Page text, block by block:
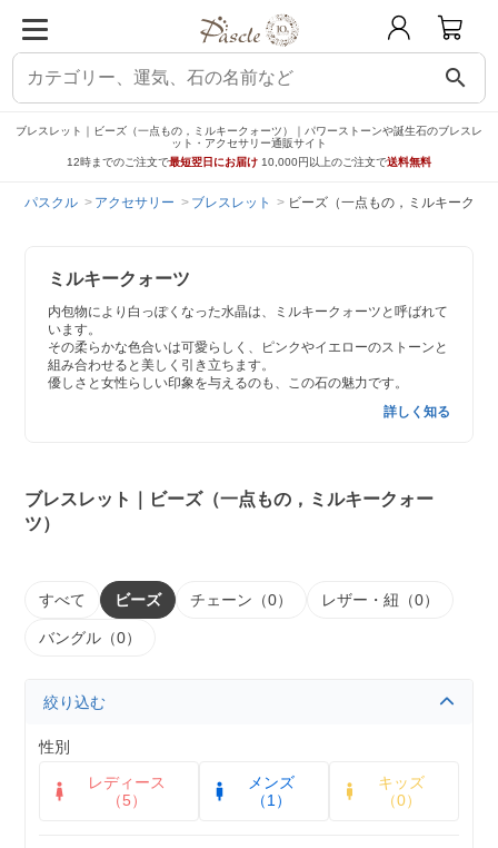
search
ブレスレット｜ビーズ（一点もの，ミルキークォーツ）｜パワーストーンや誕生石のブレスレ
ット・アクセサリー通販サイト
12時までのご注文で最短翌日にお届け 10,000円以上のご注文で送料無料
パスクル アクセサリー ブレスレット ビーズ（一点もの，ミルキークォ
ミルキークォーツ
内包物により白っぽくなった水晶は、ミルキークォーツと呼ばれて
います。
その柔らかな色合いは可愛らしく、ピンクやイエローのストーンと
組み合わせると美しく引き立ちます。
優しさと女性らしい印象を与えるのも、この石の魅力です。
詳しく知る
ブレスレット｜ビーズ（一点もの，ミルキークォー
ツ）
すべて ビーズ チェーン（0） レザー・紐（0）
バングル（0）
絞り込む
性別
レディース
（5）
メンズ
（1）
キッズ
（0）